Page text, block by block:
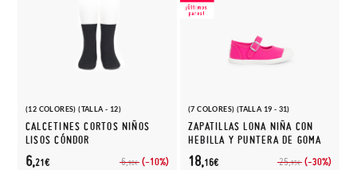
(12 COLORES) (TALLA - 12)
CALCETINES CORTOS NIÑOS
LISOS CÓNDOR
6,90€ (-10%)
6,21€
(7 COLORES) (TALLA 19 - 31)
ZAPATILLAS LONA NIÑA CON
HEBILLA Y PUNTERA DE GOMA
25,95€ (-30%)
18,16€